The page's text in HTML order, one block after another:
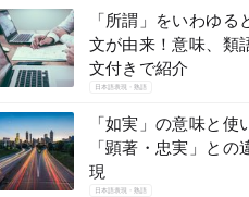
「所謂」をいわゆる
文が由来！意味、類
文付きで紹介
日本語表現・熟語
「如実」の意味と使
「顕著・忠実」との
現
日本語表現・熟語